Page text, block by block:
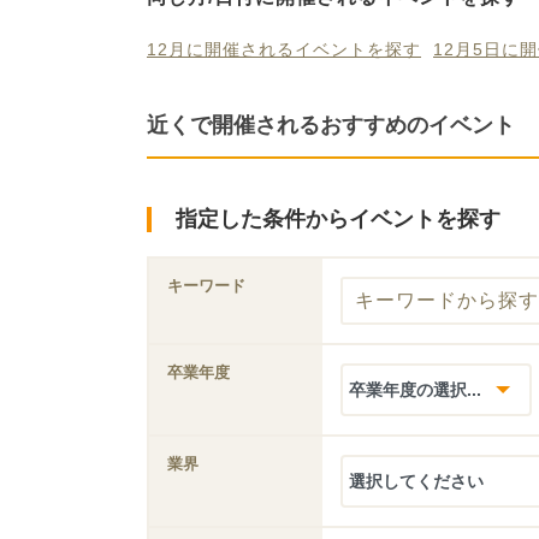
12月に開催されるイベントを探す 12月5日に
近くで開催されるおすすめのイベント
指定した条件からイベントを探す
キーワード
卒業年度
業界